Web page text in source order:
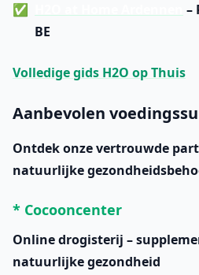
–
BE
Volledige gids H2O op Thuis
Aanbevolen
Ontdek onze vertrouwde
natuurlijke
* Cocooncenter
Online drogisterij –
natuurlijke gezondheid